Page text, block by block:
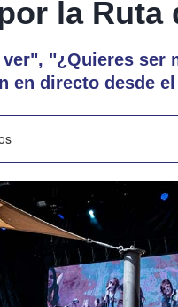
la Ruta
"¿Quieres
en directo desde